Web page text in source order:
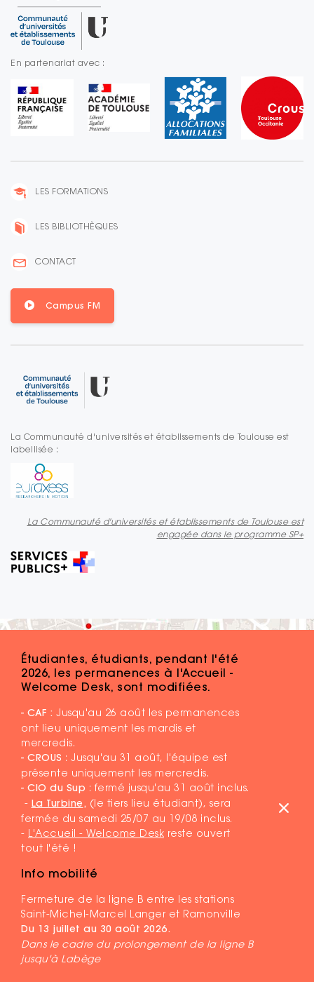
Étudiantes, étudiants, pendant l'été
2026, les permanences à l'Accueil -
Welcome Desk, sont modifiées.
- CAF : Jusqu'au 26 août les permanences
ont lieu uniquement les mardis et
mercredis.
- CROUS : Jusqu'au 31 août, l'équipe est
présente uniquement les mercredis.
- CIO du Sup : fermé jusqu'au 31 août inclus.
- La Turbine, (le tiers lieu étudiant), sera
fermée du samedi 25/07 au 19/08 inclus.
- L'Accueil - Welcome Desk reste ouvert
tout l'été !
Info mobilité
Fermeture de la ligne B entre les stations
Saint-Michel-Marcel Langer et Ramonville
Du 13 juillet au 30 août 2026.
Dans le cadre du prolongement de la ligne B
jusqu'à Labège
En partenariat avec :
LES FORMATIONS
LES BIBLIOTHÈQUES
CONTACT
Campus FM
La Communauté d'universités et établissements de Toulouse est
labellisée :
La Communauté d'universités et établissements de Toulouse est
engagée dans le programme SP+
MENTIONS LÉGALES
PLAN DU SITE
DR ©COMMUNAUTÉ D'UNIVERSITÉS ET ÉTABLISSEMENTS DE
TOULOUSE - 2026